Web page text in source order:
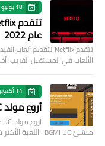
18 يوليو 2021
عام 2022
الألعاب في المستقبل القريب.
14 أكتوبر 2021
أروع مولد PUBG Mobile UC (شدات ببجي مجانية)
منشئ BGMI UC : اللعبة الأكثر شيوعًا في ساحات معارك لاعب غير…